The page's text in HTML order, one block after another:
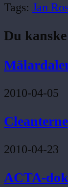
Tags: Jan
Du
2010-04-05
2010-04-23
ACTA-